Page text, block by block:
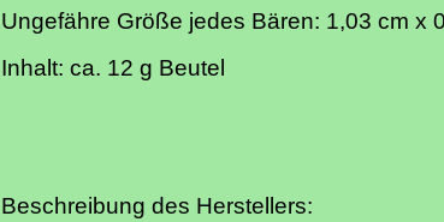
Ungefähre Größe jedes Bären: 1,03 cm x
Inhalt: ca. 12 g Beutel
Beschreibung des Herstellers: